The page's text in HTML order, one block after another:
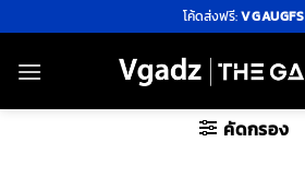
ไป
ยัง
โค้ดส่งฟรี:VGAUGFS
คัดกรอง